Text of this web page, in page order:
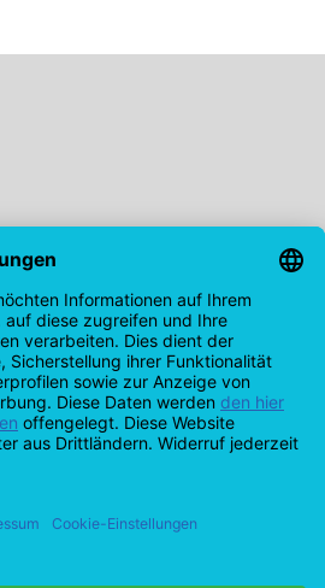
Zigaretten Online Shop